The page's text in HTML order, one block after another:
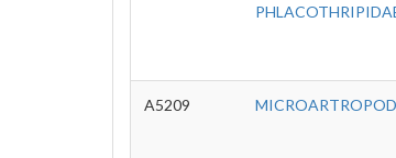
A5209